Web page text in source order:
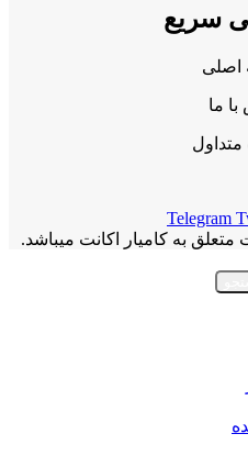
سریع
اصلی
ما
Telegram
به کامیار اکانت میباشد.